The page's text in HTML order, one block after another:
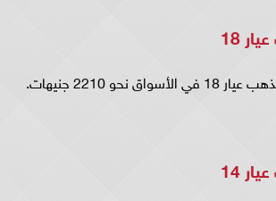
18
نحو 2210 جنيهات.
14